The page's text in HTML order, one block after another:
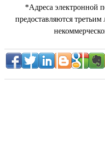
*Адреса электронной
предоставляются